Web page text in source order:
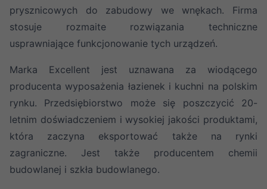
prysznicowych do zabudowy we wnękach. Firma
stosuje rozmaite rozwiązania techniczne
usprawniające funkcjonowanie tych urządzeń.
Marka Excellent jest uznawana za wiodącego
producenta wyposażenia łazienek i kuchni na polskim
rynku. Przedsiębiorstwo może się poszczycić 20-
letnim doświadczeniem i wysokiej jakości produktami,
która zaczyna eksportować także na rynki
zagraniczne. Jest także producentem chemii
budowlanej i szkła budowlanego.